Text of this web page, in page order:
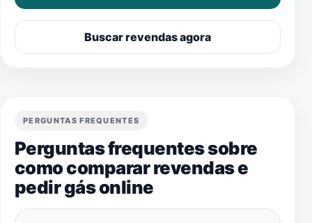
Buscar revendas agora
PERGUNTAS FREQUENTES
Perguntas frequentes sobre
como comparar revendas e
pedir gás online